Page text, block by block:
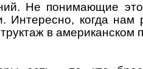
Не понимающие
Интересно, когда нам
в американском